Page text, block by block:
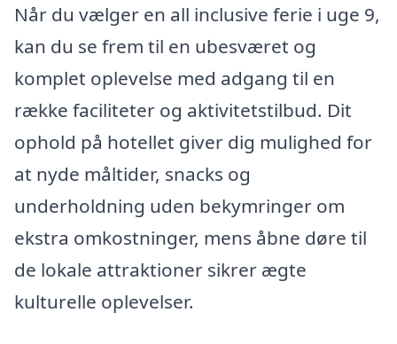
Når du vælger en all inclusive ferie i uge 9,
kan du se frem til en ubesværet og
komplet oplevelse med adgang til en
række faciliteter og aktivitetstilbud. Dit
ophold på hotellet giver dig mulighed for
at nyde måltider, snacks og
underholdning uden bekymringer om
ekstra omkostninger, mens åbne døre til
de lokale attraktioner sikrer ægte
kulturelle oplevelser.